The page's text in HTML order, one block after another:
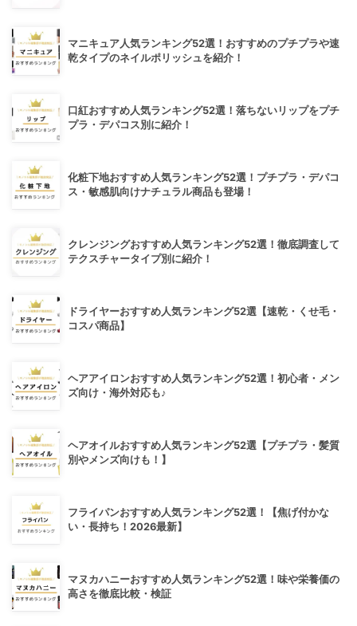
マニキュア人気ランキング52選！おすすめのプチプラや速
乾タイプのネイルポリッシュを紹介！
口紅おすすめ人気ランキング52選！落ちないリップをプチ
プラ・デパコス別に紹介！
化粧下地おすすめ人気ランキング52選！プチプラ・デパコ
ス・敏感肌向けナチュラル商品も登場！
クレンジングおすすめ人気ランキング52選！徹底調査して
テクスチャータイプ別に紹介！
ドライヤーおすすめ人気ランキング52選【速乾・くせ毛・
コスパ商品】
ヘアアイロンおすすめ人気ランキング52選！初心者・メン
ズ向け・海外対応も♪
ヘアオイルおすすめ人気ランキング52選【プチプラ・髪質
別やメンズ向けも！】
フライパンおすすめ人気ランキング52選！【焦げ付かな
い・長持ち！2026最新】
マヌカハニーおすすめ人気ランキング52選！味や栄養価の
高さを徹底比較・検証